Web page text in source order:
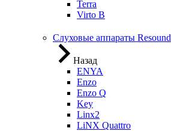
Terra
Virto B
Слуховые аппараты Resound
Назад
ENYA
Enzo
Enzo Q
Key
Linx2
LiNX Quattro